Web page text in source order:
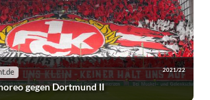
2021/22
gegen Dortmund II